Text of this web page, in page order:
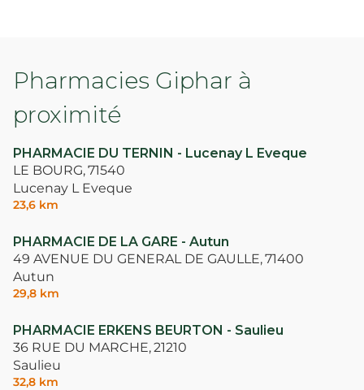
Pharmacies Giphar à
proximité
PHARMACIE DU TERNIN - Lucenay L Eveque
LE BOURG,71540
Lucenay L Eveque
23,6 km
PHARMACIE DE LA GARE - Autun
49 AVENUE DU GENERAL DE GAULLE,71400
Autun
29,8 km
PHARMACIE ERKENS BEURTON - Saulieu
36 RUE DU MARCHE,21210
Saulieu
32,8 km